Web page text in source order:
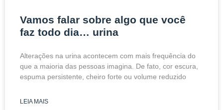
Vamos falar sobre algo que você
faz todo dia… urina
Alterações na urina acontecem com mais frequência do
que a maioria das pessoas imagina. De fato, cor escura,
espuma persistente, cheiro forte ou volume reduzido
LEIA MAIS